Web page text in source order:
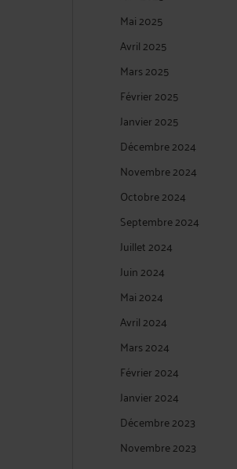
Mai 2025
Avril 2025
Mars 2025
Février 2025
Janvier 2025
Décembre 2024
Novembre 2024
Octobre 2024
Septembre 2024
Juillet 2024
Juin 2024
Mai 2024
Avril 2024
Mars 2024
Février 2024
Janvier 2024
Décembre 2023
Novembre 2023